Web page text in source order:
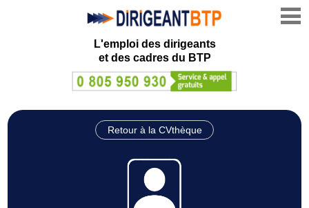
L'emploi des dirigeants
et des cadres du BTP
Retour à la CVthèque